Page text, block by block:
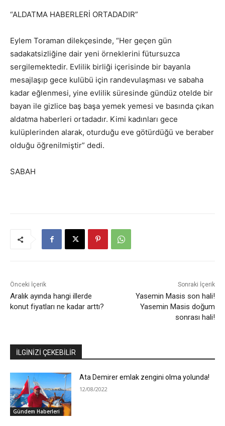
“ALDATMA HABERLERİ ORTADADIR”
Eylem Toraman dilekçesinde, “Her geçen gün
sadakatsizliğine dair yeni örneklerini fütursuzca
sergilemektedir. Evlilik birliği içerisinde bir bayanla
mesajlaşıp gece kulübü için randevulaşması ve sabaha
kadar eğlenmesi, yine evlilik süresinde gündüz otelde bir
bayan ile gizlice baş başa yemek yemesi ve basında çıkan
aldatma haberleri ortadadır. Kimi kadınları gece
kulüplerinden alarak, oturduğu eve götürdüğü ve beraber
olduğu öğrenilmiştir” dedi.
SABAH
Önceki İçerik
Aralık ayında hangi illerde
konut fiyatları ne kadar arttı?
Sonraki İçerik
Yasemin Masis son hali!
Yasemin Masis doğum
sonrası hali!
İLGİNİZİ ÇEKEBİLİR
Gündem Haberleri
Ata Demirer emlak zengini olma yolunda!
12/08/2022